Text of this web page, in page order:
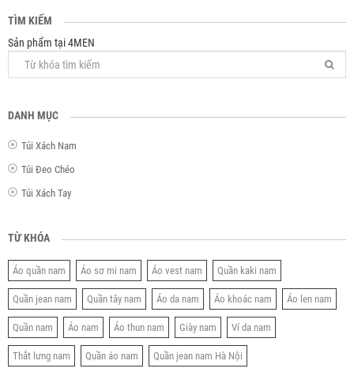
TÌM KIẾM
Sản phẩm tại 4MEN
DANH MỤC
Túi Xách Nam
Túi Đeo Chéo
Túi Xách Tay
TỪ KHÓA
Áo quần nam Áo sơ mi nam Áo vest nam Quần kaki nam
Quần jean nam Quần tây nam Áo da nam Áo khoác nam Áo len nam
Quần nam Áo nam Áo thun nam Giày nam Ví da nam
Thắt lưng nam Quần áo nam Quần jean nam Hà Nội